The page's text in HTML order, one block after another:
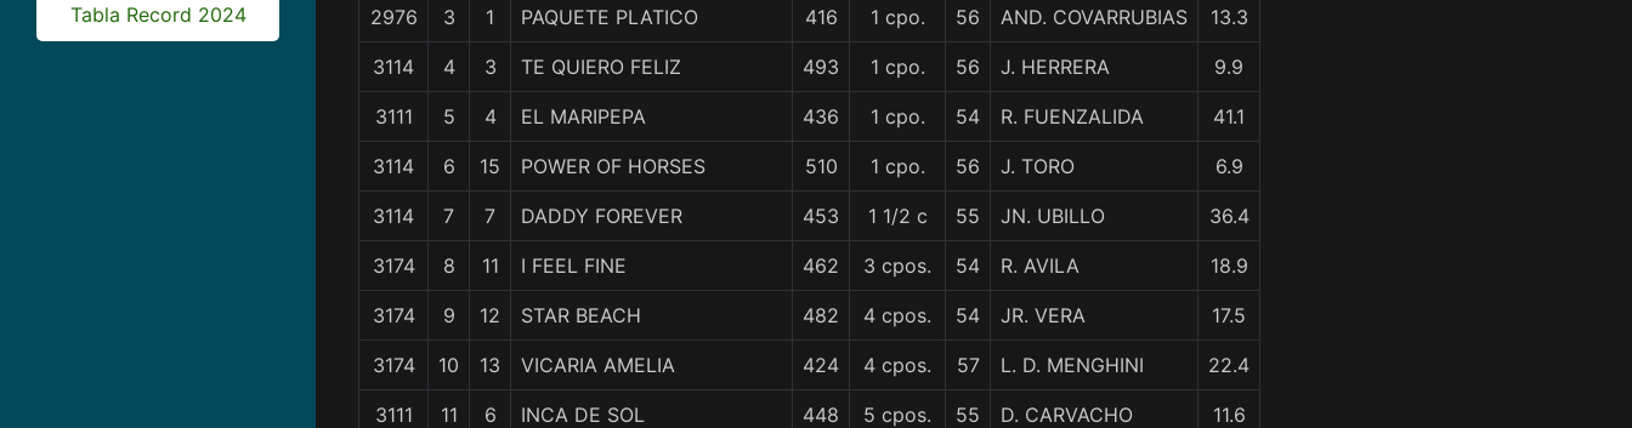
Tabla Record 2024 2976 3 1 PAQUETE PLATICO 416 1 cpo. 56 AND. COVARRUBIAS 13.3
3114 4 3 TE QUIERO FELIZ 493 1 cpo. 56 J. HERRERA 9.9
3111 5 4 EL MARIPEPA 436 1 cpo. 54 R. FUENZALIDA 41.1
3114 6 15 POWER OF HORSES 510 1 cpo. 56 J. TORO 6.9
3114 7 7 DADDY FOREVER 453 1 1/2 c 55 JN. UBILLO 36.4
3174 8 11 I FEEL FINE 462 3 cpos. 54 R. AVILA 18.9
3174 9 12 STAR BEACH 482 4 cpos. 54 JR. VERA 17.5
3174 10 13 VICARIA AMELIA 424 4 cpos. 57 L. D. MENGHINI 22.4
3111 11 6 INCA DE SOL 448 5 cpos. 55 D. CARVACHO 11.6